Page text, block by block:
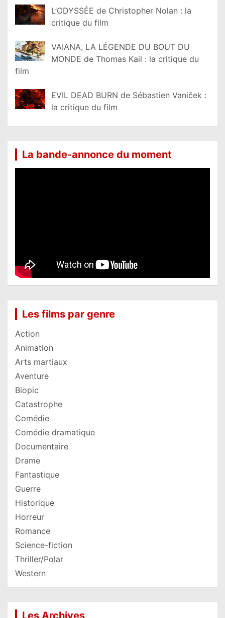
L’ODYSSÉE de Christopher Nolan : la
critique du film
VAIANA, LA LÉGENDE DU BOUT DU
MONDE de Thomas Kail : la critique du
film
EVIL DEAD BURN de Sébastien Vaniček :
la critique du film
La bande-annonce du moment
Les films par genre
Action
Animation
Arts martiaux
Aventure
Biopic
Catastrophe
Comédie
Comédie dramatique
Documentaire
Drame
Fantastique
Guerre
Historique
Horreur
Romance
Science-fiction
Thriller/Polar
Western
Les Archives